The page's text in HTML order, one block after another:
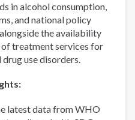
in alcohol consumption,
and national policy
the availability
treatment services for
drug use disorders.
latest data from WHO